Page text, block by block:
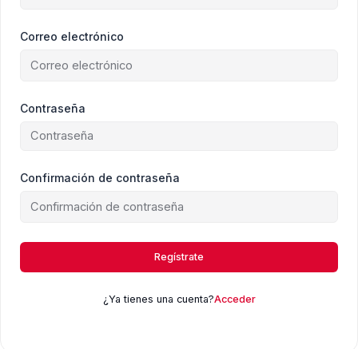
Correo electrónico
Contraseña
Confirmación de contraseña
Regístrate
¿Ya tienes una cuenta?Acceder